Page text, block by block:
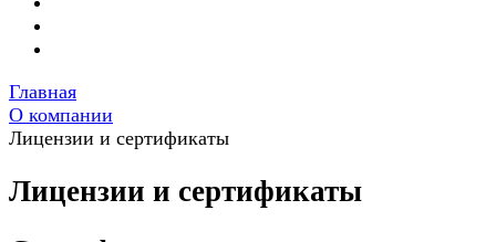
Главная
О компании
Лицензии и сертификаты
Лицензии и сертификаты